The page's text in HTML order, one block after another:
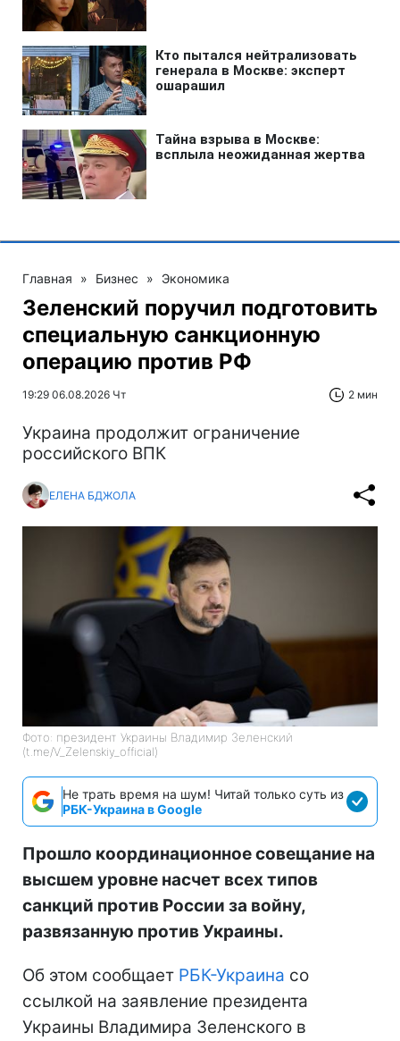
Главная » Бизнес » Экономика
Зеленский поручил подготовить
специальную санкционную
операцию против РФ
19:29 06.08.2026 Чт 2 мин
Украина продолжит ограничение
российского ВПК
ЕЛЕНА БДЖОЛА
Фото: президент Украины Владимир Зеленский
(t.me/V_Zelenskiy_official)
Не трать время на шум! Читай только суть из
РБК-Украина в Google
Прошло координационное совещание на
высшем уровне насчет всех типов
санкций против России за войну,
развязанную против Украины.
Об этом сообщает РБК-Украина со
ссылкой на заявление президента
Украины Владимира Зеленского в